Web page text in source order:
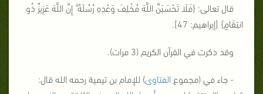
قال تعالى: {فَلَا تَحْسَبَنَّ اللَّهَ مُخْلِفَ وَعْدِهِ رُسُلَهُ ۗ إِنَّ اللَّهَ عَزِيزٌ ذُو
انتِقَامٍ} [إبراهيم: 47].
وقد ذكرت في القرآن الكريم (3 مرات).
- جاء في (مجموع الفتاوى) للإمام بن تيمية رحمه الله قال: